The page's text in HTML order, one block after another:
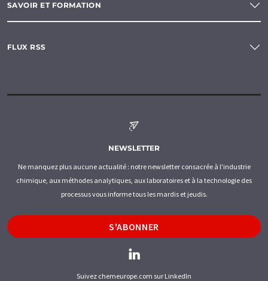
SAVOIR ET FORMATION
FLUX RSS
NEWSLETTER
Ne manquez plus aucune actualité : notre newsletter consacrée à l'industrie
chimique, aux méthodes analytiques, aux laboratoires et à la technologie des
processus vous informe tous les mardis et jeudis.
S'ABONNER
Suivez chemeurope.com sur LinkedIn